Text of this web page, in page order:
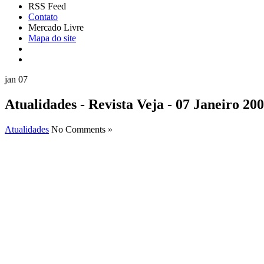
RSS Feed
Contato
Mercado Livre
Mapa do site
jan 07
Atualidades - Revista Veja - 07 Janeiro
Atualidades No Comments »